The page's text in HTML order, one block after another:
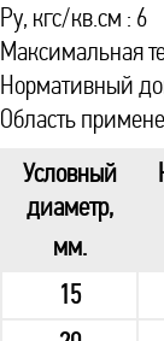
Ру, кгс/кв.см : 6
Максимальная
Нормативный
Область
Условный
диаметр,
мм.
15